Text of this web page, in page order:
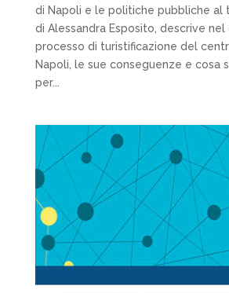
di Napoli e le politiche pubbliche al
di Alessandra Esposito, descrive
processo di turistificazione del
Napoli, le sue conseguenze e cosa
per...